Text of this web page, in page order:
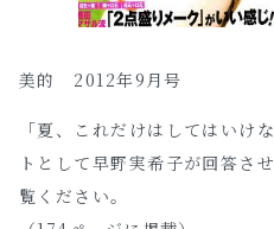
美的 2012年9月号
「夏、これだけはしてはいけ
トとして早野実希子が回答さ
覧ください。